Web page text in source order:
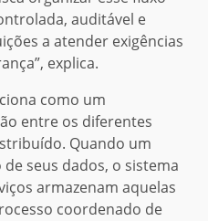
auditável e
a atender exigências
explica.
como um
entre os diferentes
Quando um
seus dados, o sistema
armazenam aquelas
coordenado de